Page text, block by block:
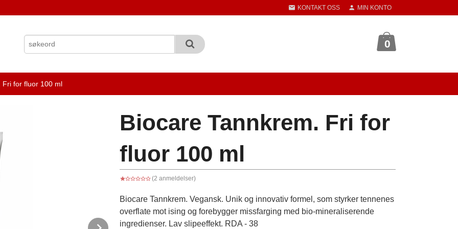
KONTAKT OSS MIN KONTO
0
Fri for fluor 100 ml
Next
Biocare Tannkrem. Fri for
fluor 100 ml
(2 anmeldelser)
Biocare Tannkrem. Vegansk. Unik og innovativ formel, som styrker tennenes
overflate mot ising og forebygger missfarging med bio-mineraliserende
ingredienser. Lav slipeeffekt. RDA - 38